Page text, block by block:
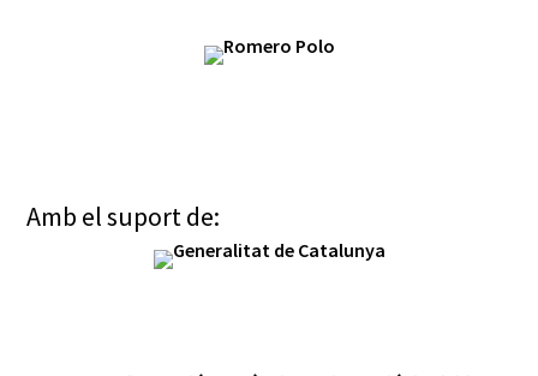
Amb el suport de: